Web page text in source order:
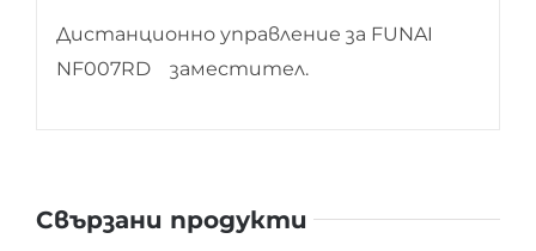
Дистанционно управление за FUNAI
NF007RD заместител.
Свързани продукти